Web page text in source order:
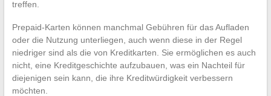
treffen.
Prepaid-Karten können manchmal Gebühren für das Aufladen
oder die Nutzung unterliegen, auch wenn diese in der Regel
niedriger sind als die von Kreditkarten. Sie ermöglichen es auch
nicht, eine Kreditgeschichte aufzubauen, was ein Nachteil für
diejenigen sein kann, die ihre Kreditwürdigkeit verbessern
möchten.